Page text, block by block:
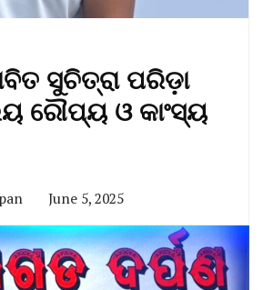
ସୁଚିତ୍ରା ପରିଡ଼ା
ରୌପ୍ୟ ଓ କାଂସ୍ୟ
June 5, 2025